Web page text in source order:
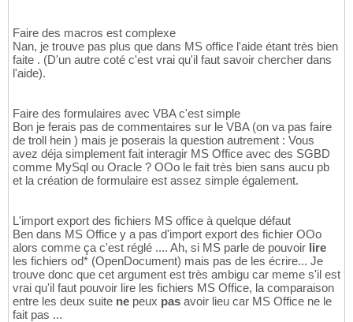
Faire des macros est complexe
Nan, je trouve pas plus que dans MS office l'aide étant très bien
faite . (D'un autre coté c'est vrai qu'il faut savoir chercher dans
l'aide).
Faire des formulaires avec VBA c'est simple
Bon je ferais pas de commentaires sur le VBA (on va pas faire
de troll hein ) mais je poserais la question autrement : Vous
avez déja simplement fait interagir MS Office avec des SGBD
comme MySql ou Oracle ? OOo le fait très bien sans aucu pb
et la création de formulaire est assez simple également.
L'import export des fichiers MS office à quelque défaut
Ben dans MS Office y a pas d'import export des fichier OOo
alors comme ça c'est réglé .... Ah, si MS parle de pouvoir lire
les fichiers od* (OpenDocument) mais pas de les écrire... Je
trouve donc que cet argument est très ambigu car meme s'il est
vrai qu'il faut pouvoir lire les fichiers MS Office, la comparaison
entre les deux suite ne peux pas avoir lieu car MS Office ne le
fait pas ...